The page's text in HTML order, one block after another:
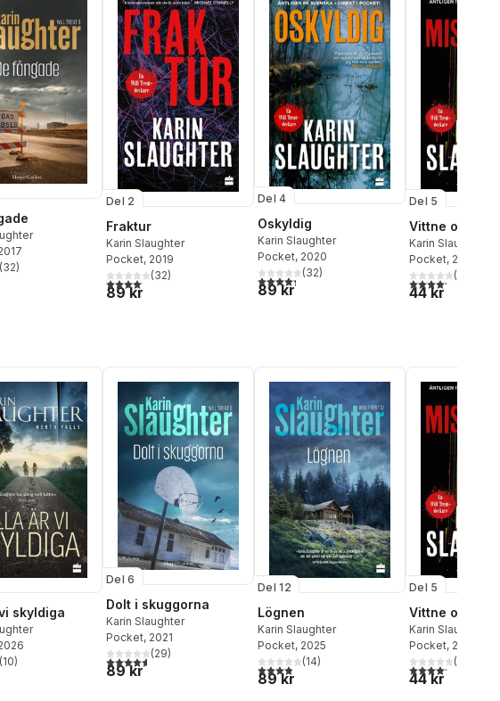
stjärnor. Totalt antal röster:
(32)
Del 2
Fraktur
Karin Slaughter
Pocket, 2019
4,1utav 5 stjärnor. Totalt antal röster:
(32)
89 kr
Del 4
Oskyldig
Karin Slaughter
Pocket, 2020
4,3utav 5 stjärnor. Totalt antal röster:
(32)
89 kr
Del 5
Vittne och
Karin Slaughter
Pocket, 2021
4,2utav 5(
44 kr
skyldiga
stjärnor. Totalt antal röster:
(10)
Del 6
Dolt i skuggorna
Karin Slaughter
Pocket, 2021
4,6utav 5 stjärnor. Totalt antal röster:
(29)
89 kr
Del 12
Lögnen
Karin Slaughter
Pocket, 2025
3,9utav 5 stjärnor. Totalt antal röster:
(14)
89 kr
Del 5
Vittne och
Karin Slaughter
Pocket, 2021
4,2utav 5(
44 kr